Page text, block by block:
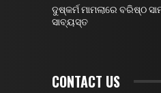
ଦୁଷ୍କର୍ମ ମାମଲାରେ ବରିଷ୍ଠ
ସାବ୍ୟସ୍ତ
CONTACT US